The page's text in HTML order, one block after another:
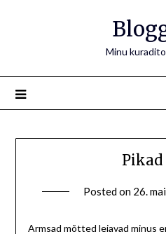
Minu
Pikad
Posted on 26.
Armsad mõtted leiavad minus